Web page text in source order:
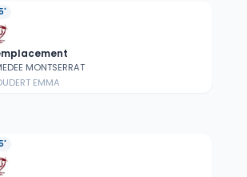
MONTSERRAT
EMMA